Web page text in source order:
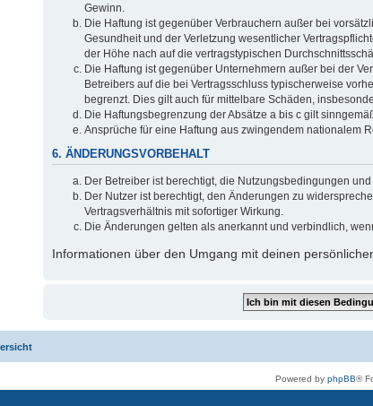
Gewinn.
Die Haftung ist gegenüber Verbrauchern außer bei
Gesundheit und der Verletzung wesentlicher
der Höhe nach auf die vertragstypischen
Die Haftung ist gegenüber Unternehmern außer bei der
Betreibers auf die bei Vertragsschluss typischerweise
begrenzt. Dies gilt auch für mittelbare Schäden,
Die Haftungsbegrenzung der Absätze a bis c gilt
Ansprüche für eine Haftung aus zwingendem nationalem
6. ÄNDERUNGSVORBEHALT
Der Betreiber ist berechtigt, die Nutzungsbedingungen
Der Nutzer ist berechtigt, den Änderungen zu
Vertragsverhältnis mit sofortiger Wirkung.
Die Änderungen gelten als anerkannt und verbindlich,
Informationen über den Umgang mit deinen
Powered by phpBB®